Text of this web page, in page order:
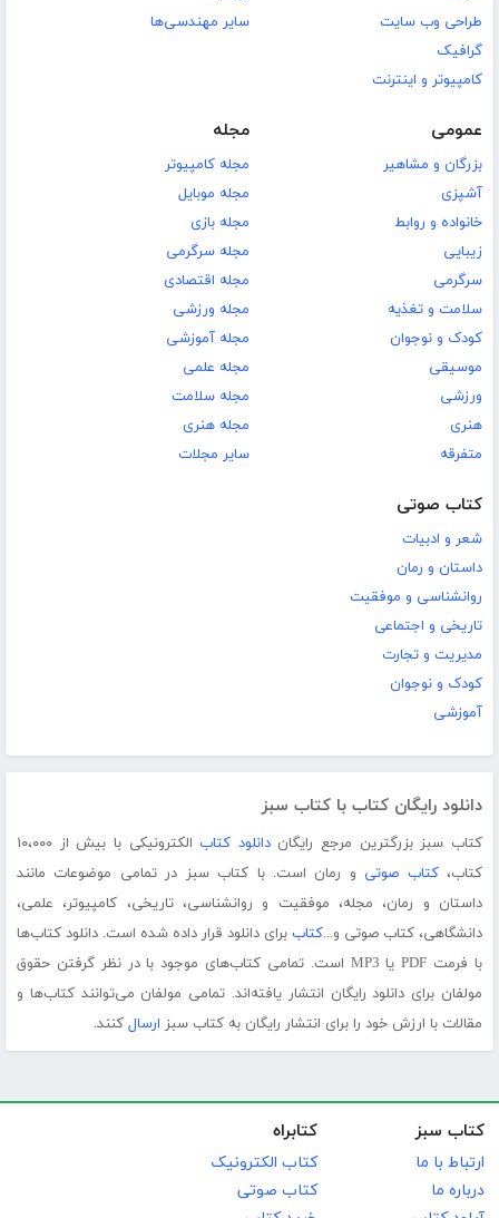
طراحی وب سایت
گرافیک
کامپیوتر و اینترنت
سایر مهندسی‌ها
عمومی
بزرگان و مشاهیر
آشپزی
خانواده و روابط
زیبایی
سرگرمی
سلامت و تغذیه
کودک و نوجوان
موسیقی
ورزشی
هنری
متفرقه
مجله
مجله کامپیوتر
مجله موبایل
مجله بازی
مجله سرگرمی
مجله اقتصادی
مجله ورزشی
مجله آموزشی
مجله علمی
مجله سلامت
مجله هنری
سایر مجلات
کتاب صوتی
شعر و ادبیات
داستان و رمان
روانشناسی و موفقیت
تاریخی و اجتماعی
مدیریت و تجارت
کودک و نوجوان
آموزشی
دانلود رایگان کتاب با کتاب سبز
کتاب سبز بزرگترین مرجع رایگاندانلود کتاب
الکترونیکی با بیش از ۱۰،۰۰۰
کتاب،کتاب صوتی و رمان است. با کتاب سبز در تمامی موضوعات مانند
داستان و رمان، مجله، موفقیت و روانشناسی، تاریخی، کامپیوتر، علمی،
دانشگاهی، کتاب صوتی و...کتاب برای دانلود قرار داده شده است. دانلود کتاب‌ها
با فرمت PDF یا MP3 است. تمامی کتاب‌های موجود با در نظر گرفتن حقوق
مولفان برای دانلود رایگان انتشار یافته‌اند. تمامی مولفان می‌توانند کتاب‌ها و
مقالات با ارزش خود را برای انتشار رایگان به کتاب سبز ارسال کنند.
کتاب سبز
ارتباط با ما
درباره ما
کتابراه
کتاب الکترونیک
کتاب صوتی